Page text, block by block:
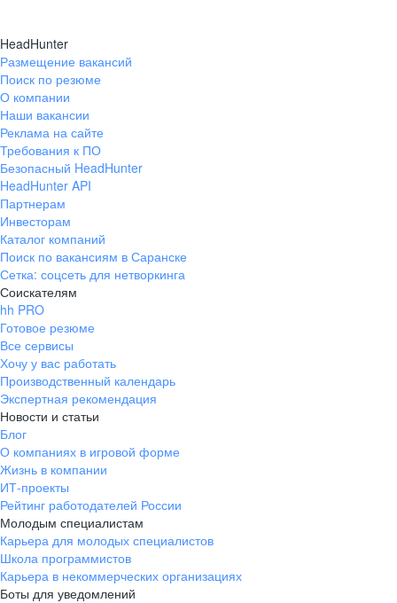
HeadHunter
Размещение вакансий
Поиск по резюме
О компании
Наши вакансии
Реклама на сайте
Требования к ПО
Безопасный HeadHunter
HeadHunter API
Партнерам
Инвесторам
Каталог компаний
Поиск по вакансиям в Саранске
Сетка: соцсеть для нетворкинга
Соискателям
hh PRO
Готовое резюме
Все сервисы
Хочу у вас работать
Производственный календарь
Экспертная рекомендация
Новости и статьи
Блог
О компаниях в игровой форме
Жизнь в компании
ИТ-проекты
Рейтинг работодателей России
Молодым специалистам
Карьера для молодых специалистов
Школа программистов
Карьера в некоммерческих организациях
Боты для уведомлений